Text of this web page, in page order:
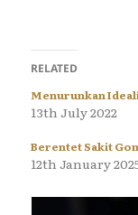
RELATED
Menurunkan
13th July 2022
Berentet Sakit
12th January